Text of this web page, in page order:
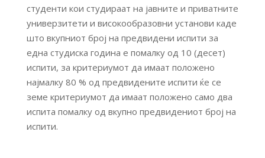
студенти кои студираат на јавните и приватните
универзитети и високообразовни установи каде
што вкупниот број на предвидени испити за
една студиска година е помалку од 10 (десет)
испити, за критериумот да имаат положено
најмалку 80 % од предвидените испити ќе се
земе критериумот да имаат положено само два
испита помалку од вкупно предвидениот број на
испити.